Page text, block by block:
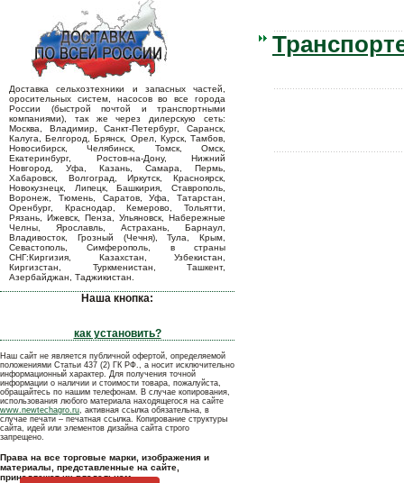
Доставка сельхозтехники и запасных частей,
оросительных систем, насосов во все города
России (быстрой почтой и транспортными
компаниями), так же через дилерскую сеть:
Москва, Владимир, Санкт-Петербург, Саранск,
Калуга, Белгород, Брянск, Орел, Курск, Тамбов,
Новосибирск, Челябинск, Томск, Омск,
Екатеринбург, Ростов-на-Дону, Нижний
Новгород, Уфа, Казань, Самара, Пермь,
Хабаровск, Волгоград, Иркутск, Красноярск,
Новокузнецк, Липецк, Башкирия, Ставрополь,
Воронеж, Тюмень, Саратов, Уфа, Татарстан,
Оренбург, Краснодар, Кемерово, Тольятти,
Рязань, Ижевск, Пенза, Ульяновск, Набережные
Челны, Ярославль, Астрахань, Барнаул,
Владивосток, Грозный (Чечня), Тула, Крым,
Севастополь, Симферополь, в страны
СНГ:Киргизия, Казахстан, Узбекистан,
Киргизстан, Туркменистан, Ташкент,
Азербайджан, Таджикистан.
Наша кнопка:
как установить?
Наш сайт не является публичной офертой, определяемой
положениями Статьи 437 (2) ГК РФ., а носит исключительно
информационный характер. Для получения точной
информации о наличии и стоимости товара, пожалуйста,
обращайтесь по нашим телефонам. В случае копирования,
использования любого материала находящегося на сайте
www.newtechagro.ru, активная ссылка обязательна, в
случае печати – печатная ссылка. Копирование структуры
сайта, идей или элементов дизайна сайта строго
запрещено.
Права на все торговые марки, изображения и
материалы, представленные на сайте,
принадлежат их владельцам.